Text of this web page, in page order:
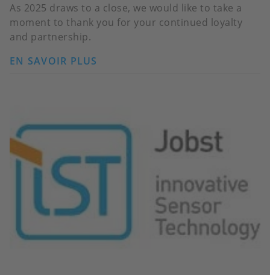
As 2025 draws to a close, we would like to take a
moment to thank you for your continued loyalty
and partnership.
EN SAVOIR PLUS
WRAPPING
2025